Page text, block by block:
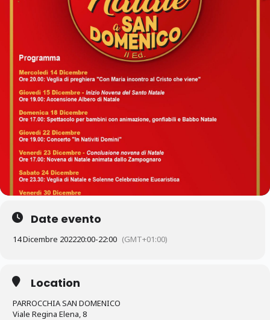
Date evento
14 Dicembre 202220:00-22:00 (GMT+01:00)
Location
PARROCCHIA SAN DOMENICO
Viale Regina Elena, 8